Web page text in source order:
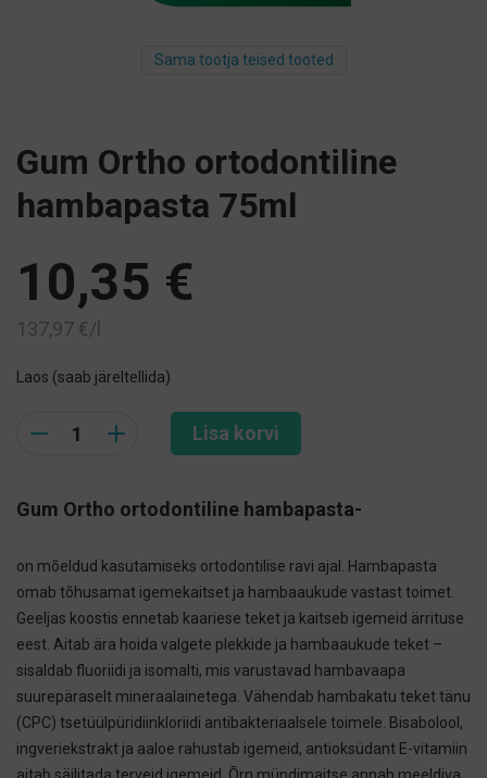
Sama tootja teised tooted
Gum Ortho ortodontiline
hambapasta 75ml
10,35 €
137,97 €/l
Laos (saab järeltellida)
Lisa korvi
Gum Ortho ortodontiline hambapasta-
on mõeldud kasutamiseks ortodontilise ravi ajal. Hambapasta
omab tõhusamat igemekaitset ja hambaaukude vastast toimet.
Geeljas koostis ennetab kaariese teket ja kaitseb igemeid ärrituse
eest. Aitab ära hoida valgete plekkide ja hambaaukude teket –
sisaldab fluoriidi ja isomalti, mis varustavad hambavaapa
suurepäraselt mineraalainetega. Vähendab hambakatu teket tänu
(CPC) tsetüülpüridiinkloriidi antibakteriaalsele toimele. Bisabolool,
ingveriekstrakt ja aaloe rahustab igemeid, antioksüdant E-vitamiin